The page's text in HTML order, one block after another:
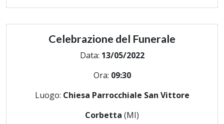
Celebrazione del Funerale
Data: 13/05/2022
Ora: 09:30
Luogo: Chiesa Parrocchiale San Vittore
Corbetta (MI)